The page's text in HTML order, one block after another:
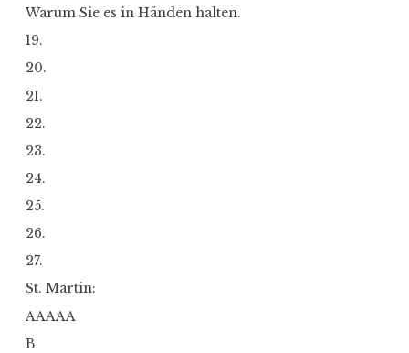
Warum Sie es in Händen halten.
19.
20.
21.
22.
23.
24.
25.
26.
27.
St. Martin:
AAAAA
B